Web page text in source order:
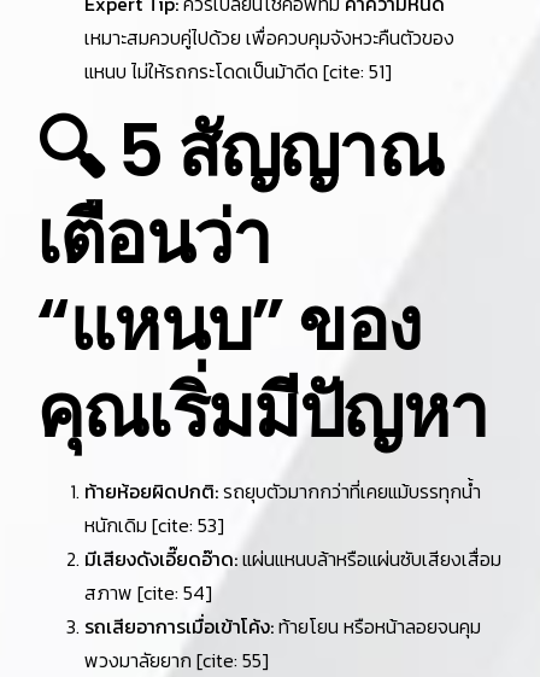
เหมาะสมควบคู่ไปด้วย เพื่อควบคุมจังหวะคืนตัวของ
แหนบ ไม่ให้รถกระโดดเป็นม้าดีด [cite: 51]
🔍 5 สัญญาณ
เตือนว่า
“แหนบ” ของ
คุณเริ่มมีปัญหา
ท้ายห้อยผิดปกติ:รถยุบตัวมากกว่าที่เคยแม้บรรทุกน้ำ
หนักเดิม [cite: 53]
มีเสียงดังเอี๊ยดอ๊าด:แผ่นแหนบล้าหรือแผ่นซับเสียงเสื่อม
สภาพ [cite: 54]
รถเสียอาการเมื่อเข้าโค้ง:ท้ายโยน หรือหน้าลอยจนคุม
พวงมาลัยยาก [cite: 55]